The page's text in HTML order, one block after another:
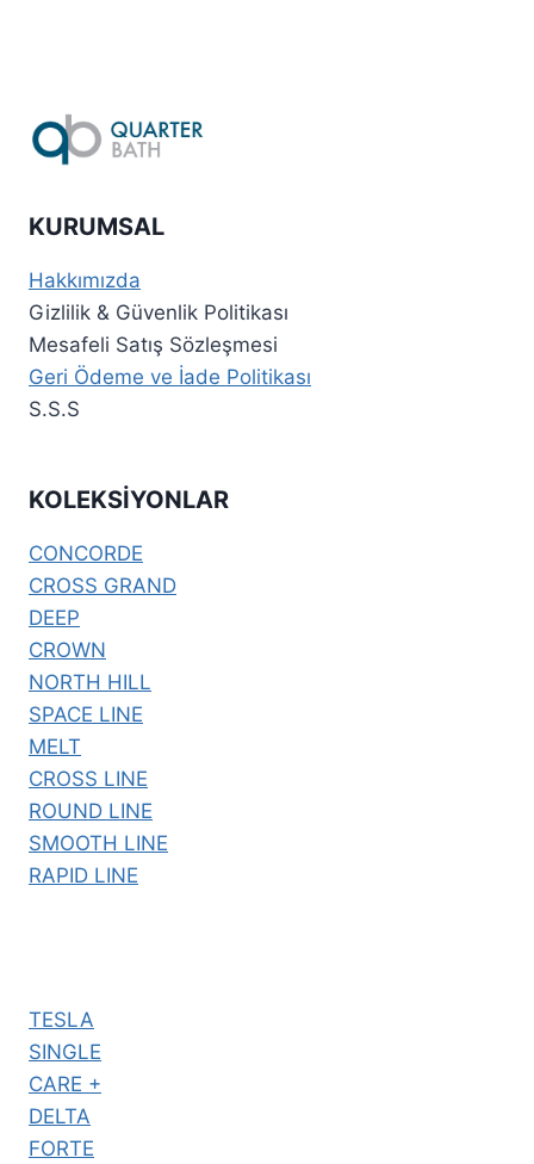
KURUMSAL
Hakkımızda
Gizlilik & Güvenlik Politikası
Mesafeli Satış Sözleşmesi
Geri Ödeme ve İade Politikası
S.S.S
KOLEKSİYONLAR
CONCORDE
CROSS GRAND
DEEP
CROWN
NORTH HILL
SPACE LINE
MELT
CROSS LINE
ROUND LINE
SMOOTH LINE
RAPID LINE
TESLA
SINGLE
CARE +
DELTA
FORTE